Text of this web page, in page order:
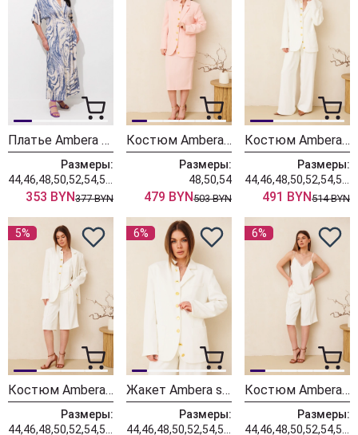
Платье Ambera style 1148 голубые волны
Размеры:
353 BYN377 BYN
Костюм Ambera style 2165 пудра
Размеры:
48,50,54
479 BYN503 BYN
Костюм Ambera style 2161 молоко
Размеры:
491 BYN514 BYN
5%
Костюм Ambera style 2163 молоко
Размеры:
6%
Жакет Ambera style 1146 молоко
Размеры:
6%
Костюм Ambera style 2162 молоко
Размеры: